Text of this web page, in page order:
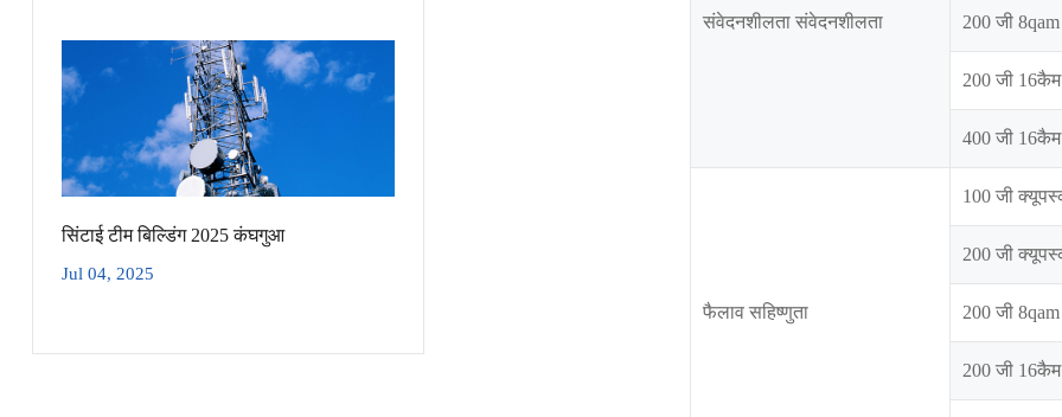
सिंटाई टीम बिल्डिंग 2025 कंघगुआ
Jul 04, 2025
संवेदनशीलता संवेदनशीलता 200 जी 8qam
200 जी 16कैम
400 जी 16कैम
फैलाव सहिष्णुता
100 जी
200 जी
200 जी 8qam
200 जी 16कैम